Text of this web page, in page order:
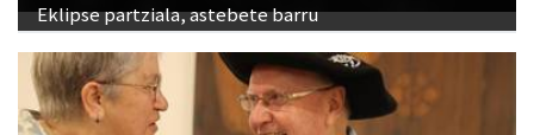
Eklipse partziala, astebete barru